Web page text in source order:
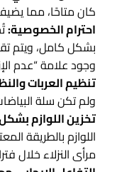
كان متاحًا، مما
احترام الخصوصية:
بشكل كامل، ويتم
وجود علامة “عدم
تنظيم العربات
ولم تكن سلة
تخزين اللوازم
اللوازم بالطريقة
مرأى النزلاء خلال